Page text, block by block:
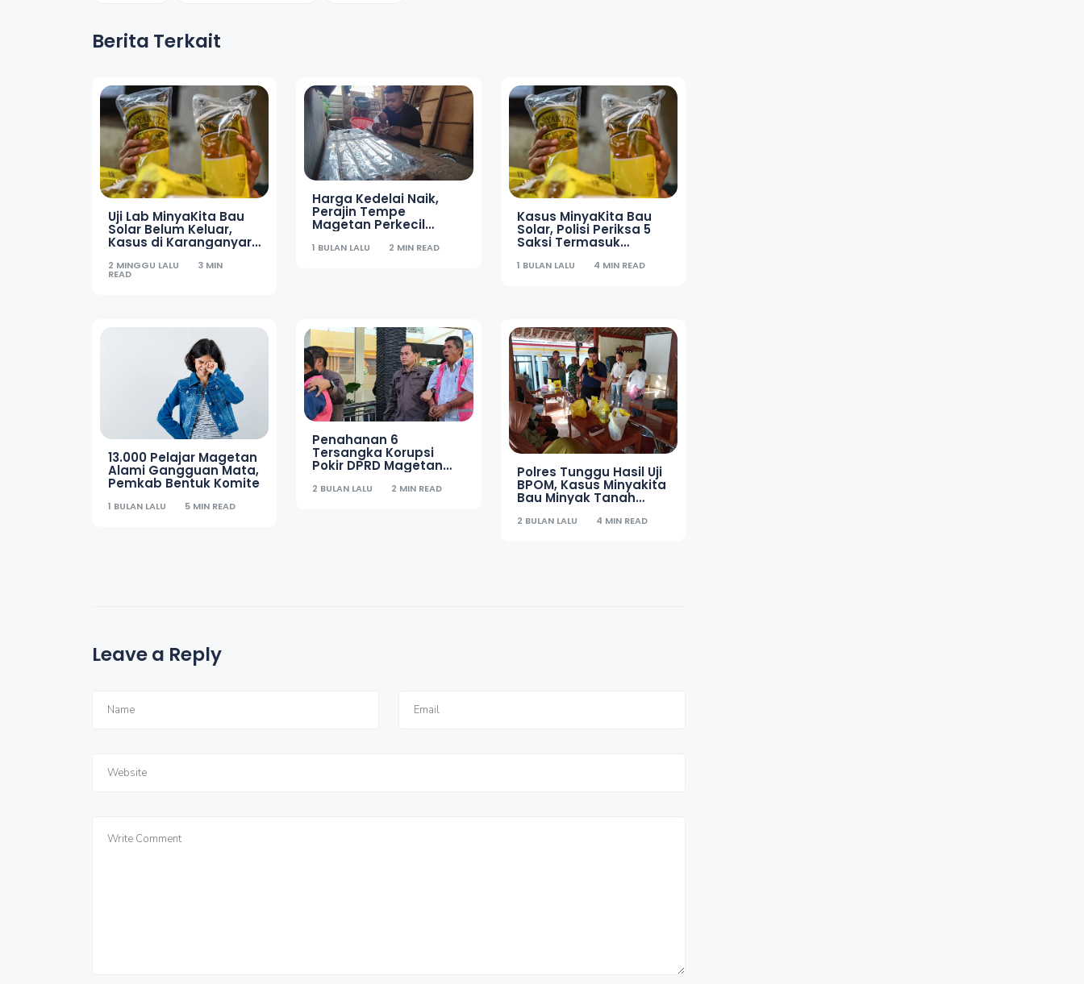
Berita Terkait
Uji Lab MinyaKita Bau
Solar Belum Keluar,
Kasus di Karanganyar
2 MINGGU LALU 3 MIN
READ
Harga Kedelai Naik,
Perajin Tempe
Magetan Perkecil
Ukuran
1 BULAN LALU 2 MIN READ
Kasus MinyaKita Bau
Solar, Polisi Periksa 5
Saksi Termasuk
1 BULAN LALU 4 MIN READ
13.000 Pelajar Magetan
Alami Gangguan Mata,
Pemkab Bentuk Komite
1 BULAN LALU 5 MIN READ
Penahanan 6
Tersangka Korupsi
Pokir DPRD Magetan
Juli
2 BULAN LALU 2 MIN READ
Polres Tunggu Hasil Uji
BPOM, Kasus Minyakita
Bau Minyak Tanah
Didalami
2 BULAN LALU 4 MIN READ
Leave a Reply